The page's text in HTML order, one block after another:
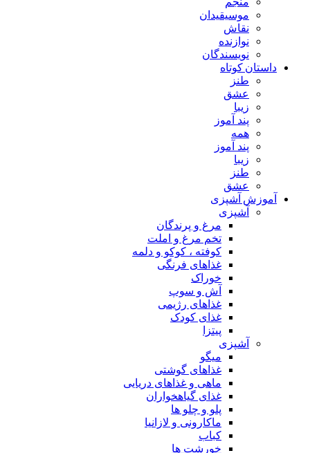
موسیقیدان
نقاش
نوازنده
نویسندگان
داستان کوتاه
طنز
عشق
زیبا
پند آموز
همه
پند آموز
زیبا
طنز
عشق
آموزش آشپزی
آشپزی
مرغ و پرندگان
تخم مرغ و املت
کوفته ، کوکو و دلمه
غذاهای فرنگی
خوراک
آش و سوپ
غذاهای رژیمی
غذای کودک
پیتزا
آشپزی
میگو
غذاهای گوشتی
ماهی و غذاهای دریایی
غذای گیاهخواران
پلو و چلو ها
ماکارونی و لازانیا
کباب
خورشت ها